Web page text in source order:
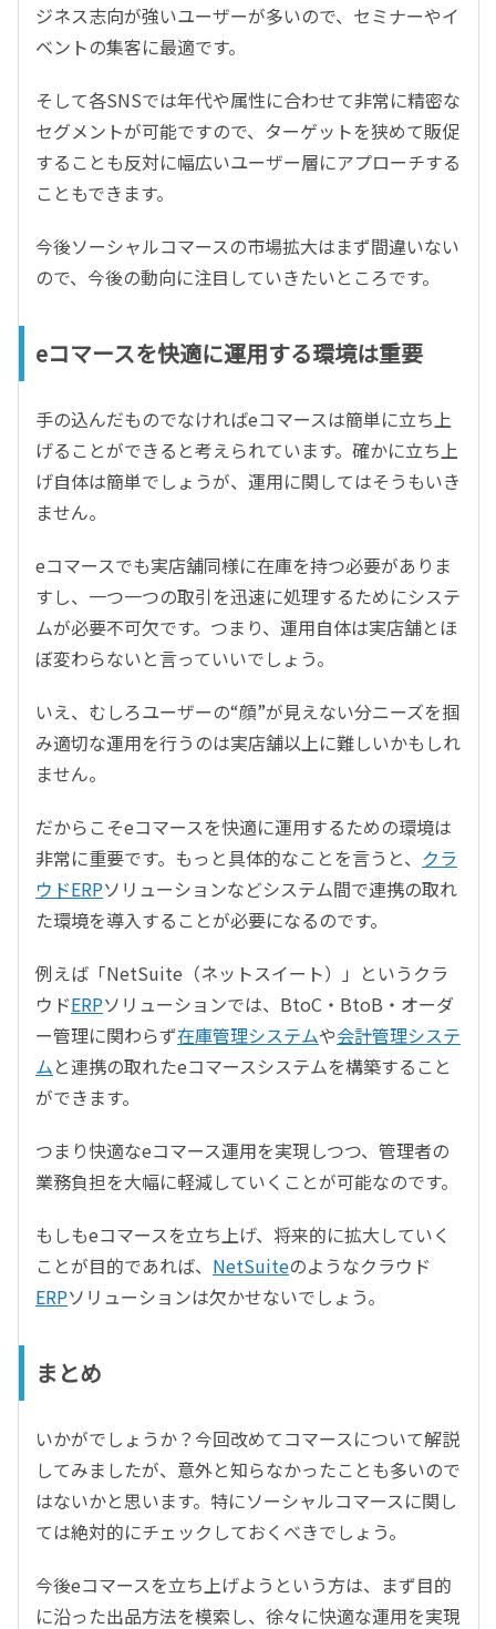
ジネス志向が強いユーザーが多いので、セミナーやイ
ベントの集客に最適です。
そして各SNSでは年代や属性に合わせて非常に精密な
セグメントが可能ですので、ターゲットを狭めて販促
することも反対に幅広いユーザー層にアプローチする
こともできます。
今後ソーシャルコマースの市場拡大はまず間違いない
ので、今後の動向に注目していきたいところです。
eコマースを快適に運用する環境は重要
手の込んだものでなければeコマースは簡単に立ち上
げることができると考えられています。確かに立ち上
げ自体は簡単でしょうが、運用に関してはそうもいき
ません。
eコマースでも実店舗同様に在庫を持つ必要がありま
すし、一つ一つの取引を迅速に処理するためにシステ
ムが必要不可欠です。つまり、運用自体は実店舗とほ
ぼ変わらないと言っていいでしょう。
いえ、むしろユーザーの“顔”が見えない分ニーズを掴
み適切な運用を行うのは実店舗以上に難しいかもしれ
ません。
だからこそeコマースを快適に運用するための環境は
非常に重要です。もっと具体的なことを言うと、 クラ
ウドERPソリューションなどシステム間で連携の取れ
た環境を導入することが必要になるのです。
例えば「NetSuite（ネットスイート）」というクラ
ウドERPソリューションでは、BtoC・BtoB・オーダ
ー管理に関わらず在庫管理システムや会計管理システ
ムと連携の取れたeコマースシステムを構築すること
ができます。
つまり快適なeコマース運用を実現しつつ、管理者の
業務負担を大幅に軽減していくことが可能なのです。
もしもeコマースを立ち上げ、将来的に拡大していく
ことが目的であれば、 NetSuiteのようなクラウド
ERPソリューションは欠かせないでしょう。
まとめ
いかがでしょうか？今回改めてコマースについて解説
してみましたが、意外と知らなかったことも多いので
はないかと思います。特にソーシャルコマースに関し
ては絶対的にチェックしておくべきでしょう。
今後eコマースを立ち上げようという方は、まず目的
に沿った出品方法を模索し、徐々に快適な運用を実現